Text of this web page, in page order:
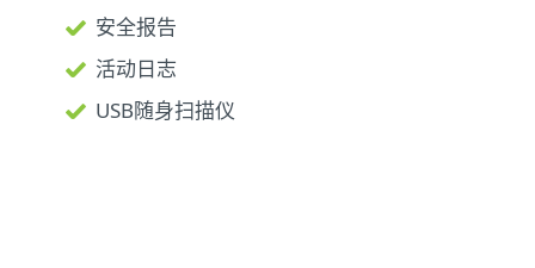
安全报告
活动日志
USB随身扫描仪